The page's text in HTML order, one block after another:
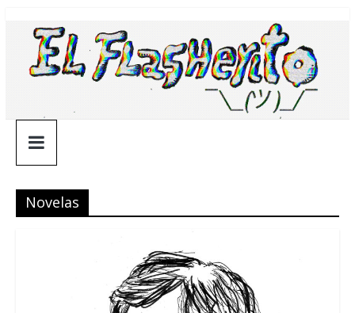
contenido
¯\_(ツ)_/
¯
Novelas